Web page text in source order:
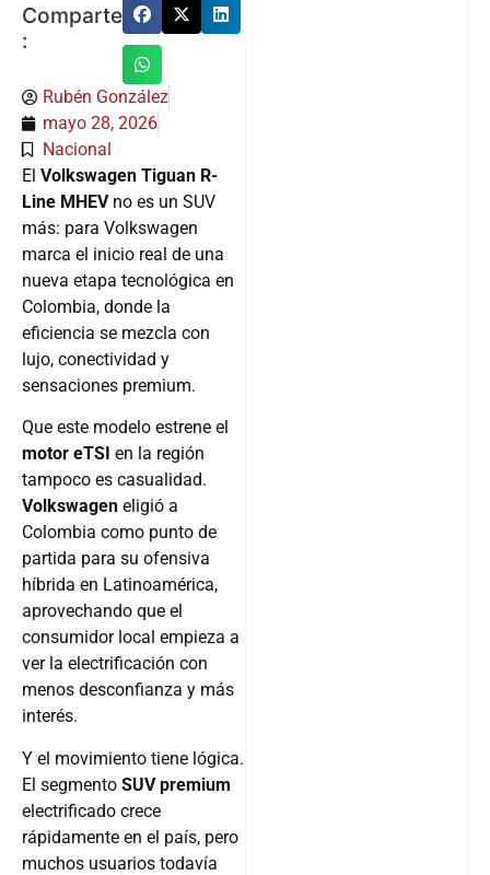
Comparte
:
Rubén González
mayo 28, 2026
Nacional
El Volkswagen Tiguan R-
Line MHEVno es un SUV
más: para Volkswagen
marca el inicio real de una
nueva etapa tecnológica en
Colombia, donde la
eficiencia se mezcla con
lujo, conectividad y
sensaciones premium.
Que este modelo estrene el
motor eTSI en la región
tampoco es casualidad.
Volkswagen eligió a
Colombia como punto de
partida para su ofensiva
híbrida en Latinoamérica,
aprovechando que el
consumidor local empieza a
ver la electrificación con
menos desconfianza y más
interés.
Y el movimiento tiene lógica.
El segmento SUV premium
electrificado crece
rápidamente en el país, pero
muchos usuarios todavía